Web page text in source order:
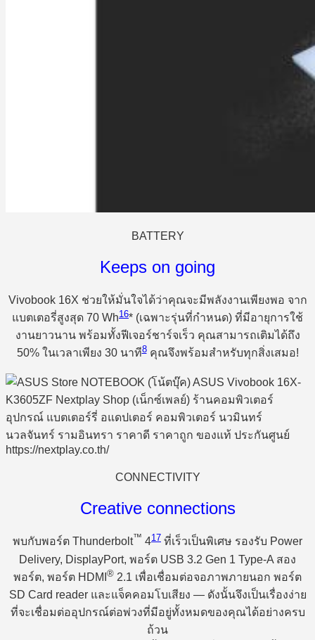
BATTERY
Keeps on going
Vivobook 16X ช่วยให้มั่นใจได้ว่าคุณจะมีพลังงานเพียงพอ จาก
แบตเตอรี่สูงสุด 70 Wh16* (เฉพาะรุ่นที่กำหนด) ที่มีอายุการใช้
งานยาวนาน พร้อมทั้งฟีเจอร์ชาร์จเร็ว คุณสามารถเติมได้ถึง
50% ในเวลาเพียง 30 นาที8คุณจึงพร้อมสำหรับทุกสิ่งเสมอ!
CONNECTIVITY
Creative connections
พบกับพอร์ต Thunderbolt™ 417 ที่เร็วเป็นพิเศษ รองรับ Power
Delivery, DisplayPort, พอร์ต USB 3.2 Gen 1 Type-A สอง
พอร์ต, พอร์ต HDMI ® 2.1 เพื่อเชื่อมต่อจอภาพภายนอก พอร์ต
SD Card reader และแจ็คคอมโบเสียง — ดังนั้นจึงเป็นเรื่องง่าย
ที่จะเชื่อมต่ออุปกรณ์ต่อพ่วงที่มีอยู่ทั้งหมดของคุณได้อย่างครบ
ถ้วน